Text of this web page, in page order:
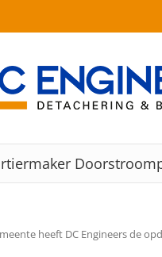
heeft DC Engineers de